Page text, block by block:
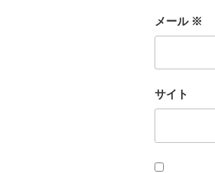
メール ※
サイト